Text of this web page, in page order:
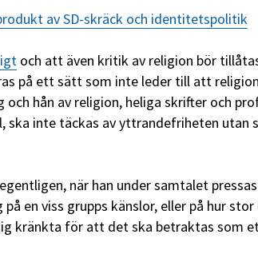
av SD-skräck och identitetspolitik
och att även kritik av religion bör
på ett sätt som inte leder till att
hån av religion, heliga skrifter och
ska inte täckas av yttrandefriheten utan
när han under samtalet
en viss grupps känslor, eller på hur stor
kränkta för att det ska betraktas som